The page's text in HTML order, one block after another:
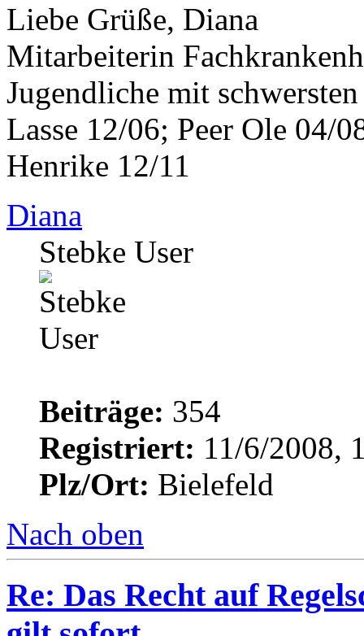
Liebe Grüße, Diana
Mitarbeiterin
Jugendliche mit
Lasse 12/06; Peer Ole 04/
Henrike 12/11
Diana
Stebke User
Beiträge: 354
Registriert: 11/6/2008,
Plz/Ort: Bielefeld
Nach oben
Re: Das Recht auf